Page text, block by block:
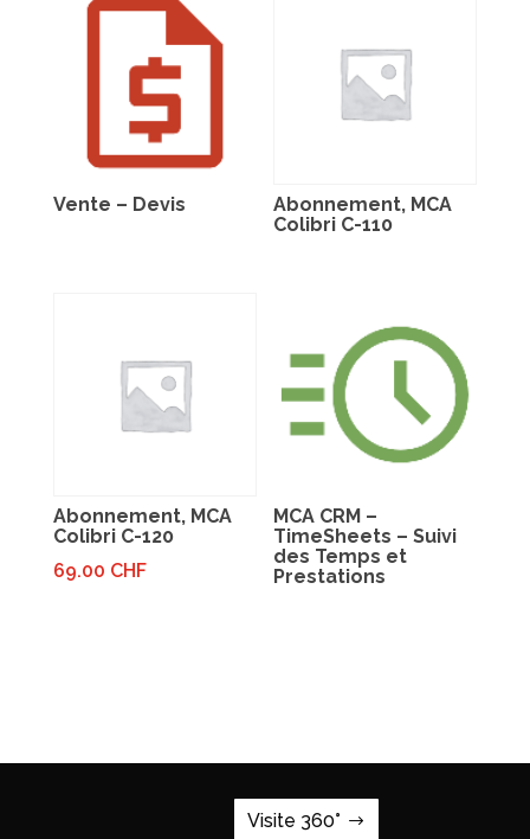
Vente – Devis
Abonnement, MCA
Colibri C-110
Abonnement, MCA
Colibri C-120
69.00 CHF
MCA CRM –
TimeSheets – Suivi
des Temps et
Prestations
Visite 360°